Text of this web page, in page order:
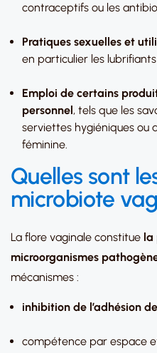
contraceptifs ou les
Pratiques sexuelles et
en particulier les
Emploi de certains
personnel, tels que les
serviettes hygiéniques ou
féminine.
Quelles sont
microbiote
La flore vaginale constitue la
microorganismes
mécanismes :
inhibition de l’adhésion
compétence par espace